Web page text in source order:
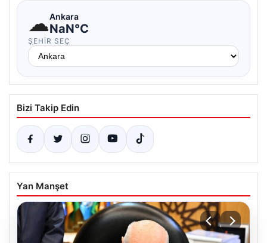
☁Ankara
NaN°C
ŞEHIR SEÇ
Bizi Takip Edin
Yan Manşet